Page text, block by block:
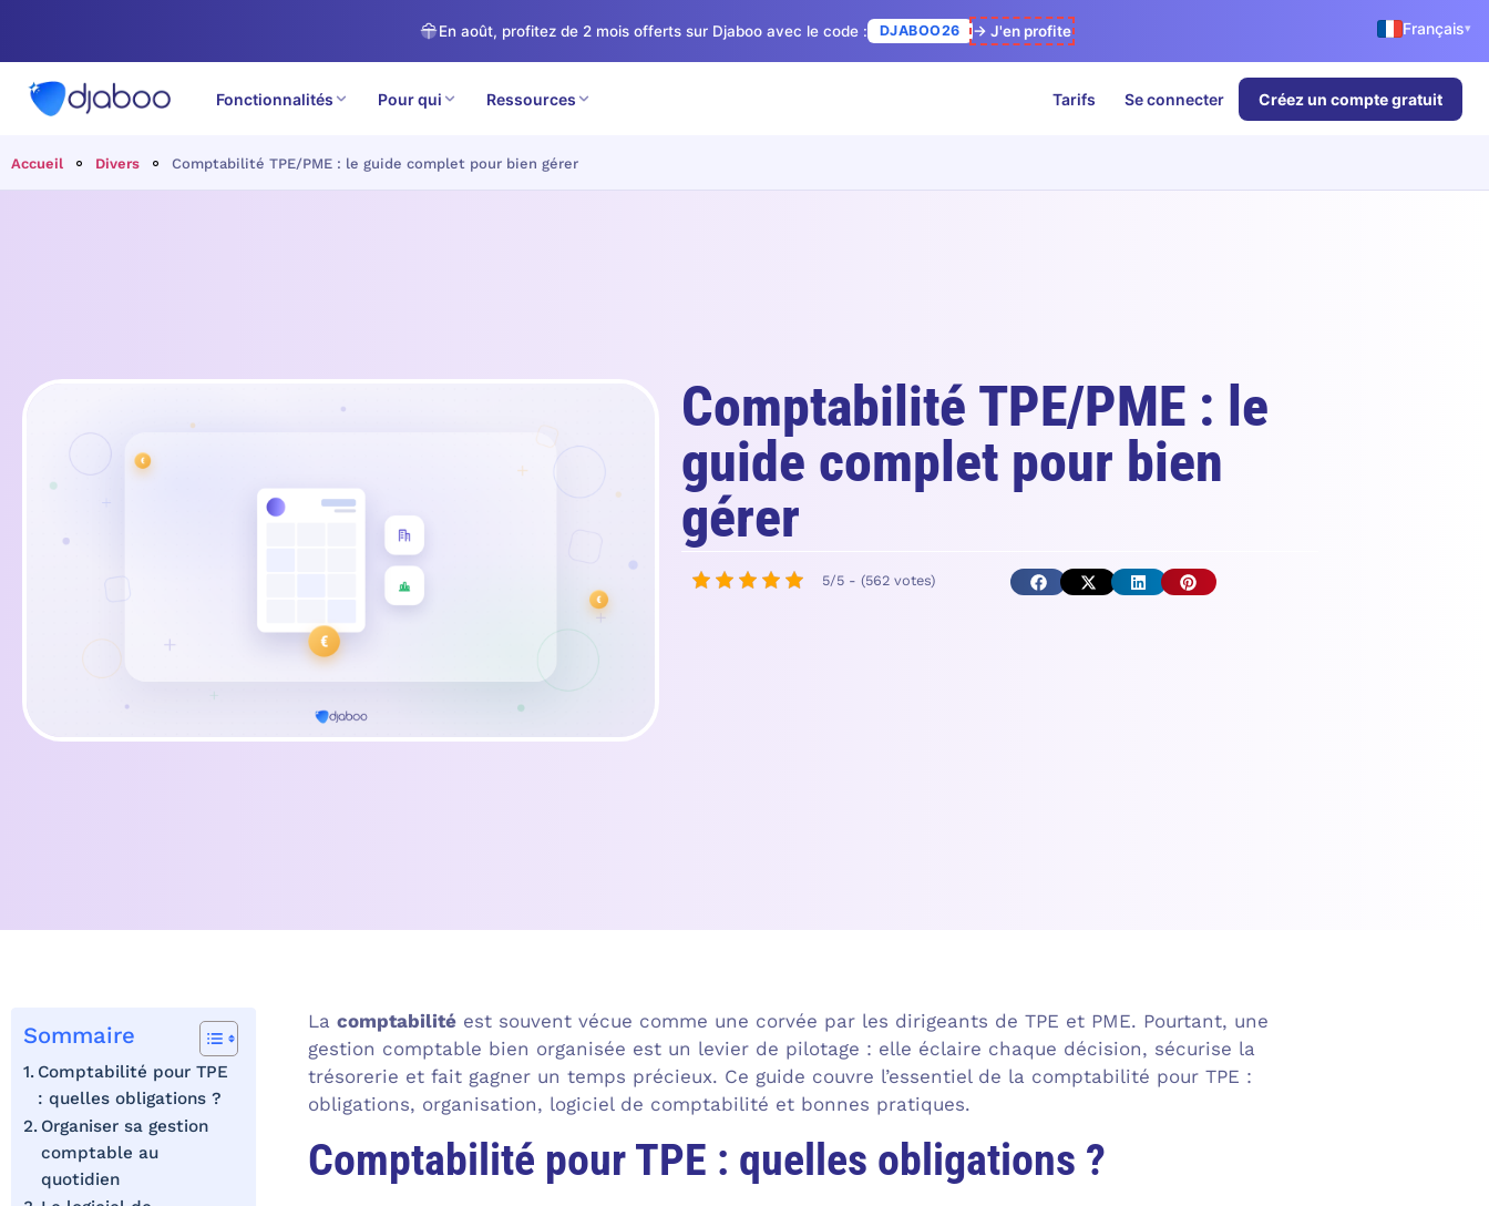
En août, profitez de 2 mois offerts sur Djaboo avec le code : DJABOO26 → J'en profite Français▾
Fonctionnalités Pour qui Ressources Tarifs Se connecter Créez un compte gratuit
Accueil Divers Comptabilité TPE/PME : le guide complet pour bien gérer
Comptabilité TPE/PME : le
guide complet pour bien
gérer
5/5 - (562 votes)
La comptabilitéest souvent vécue comme une corvée par les dirigeants de TPE et PME. Pourtant, une
gestion comptable bien organisée est un levier de pilotage : elle éclaire chaque décision, sécurise la
trésorerie et fait gagner un temps précieux. Ce guide couvre l’essentiel de la comptabilité pour TPE :
obligations, organisation, logiciel de comptabilité et bonnes pratiques.
Comptabilité pour TPE : quelles obligations ?
Sommaire
Comptabilité pour TPE
: quelles obligations ?
Organiser sa gestion
comptable au
quotidien